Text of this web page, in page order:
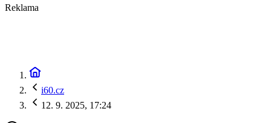
Reklama
i60.cz
12. 9. 2025, 17:24